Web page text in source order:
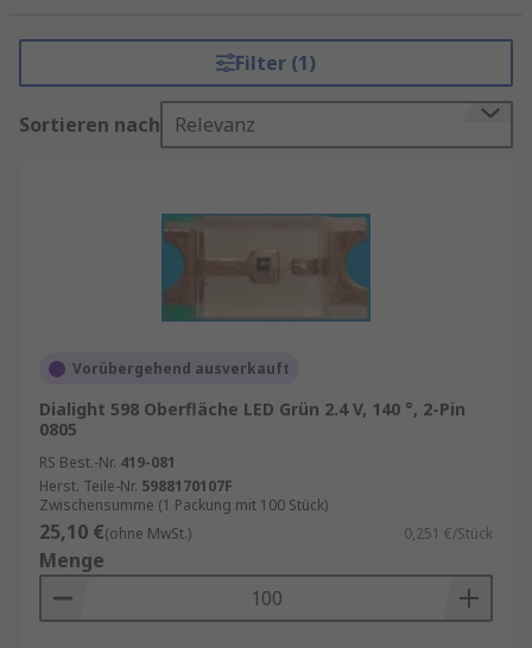
Filter (1)
Sortieren nach Relevanz
Vorübergehend ausverkauft
Dialight 598 Oberfläche LED Grün 2.4 V, 140 °, 2-Pin
0805
RS Best.-Nr. 419-081
Herst. Teile-Nr. 5988170107F
Zwischensumme (1 Packung mit 100 Stück)
25,10 €(ohne MwSt.) 0,251 €/Stück
Menge